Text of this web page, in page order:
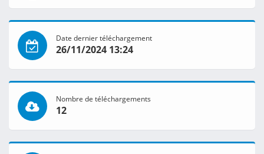
Date dernier téléchargement
26/11/2024 13:24
Nombre de téléchargements
12